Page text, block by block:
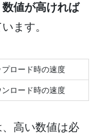
数値が高ければ
ます。
プロード時の速度
ンロード時の速度
高い数値は必